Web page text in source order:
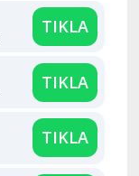
TIKLA
TIKLA
TIKLA